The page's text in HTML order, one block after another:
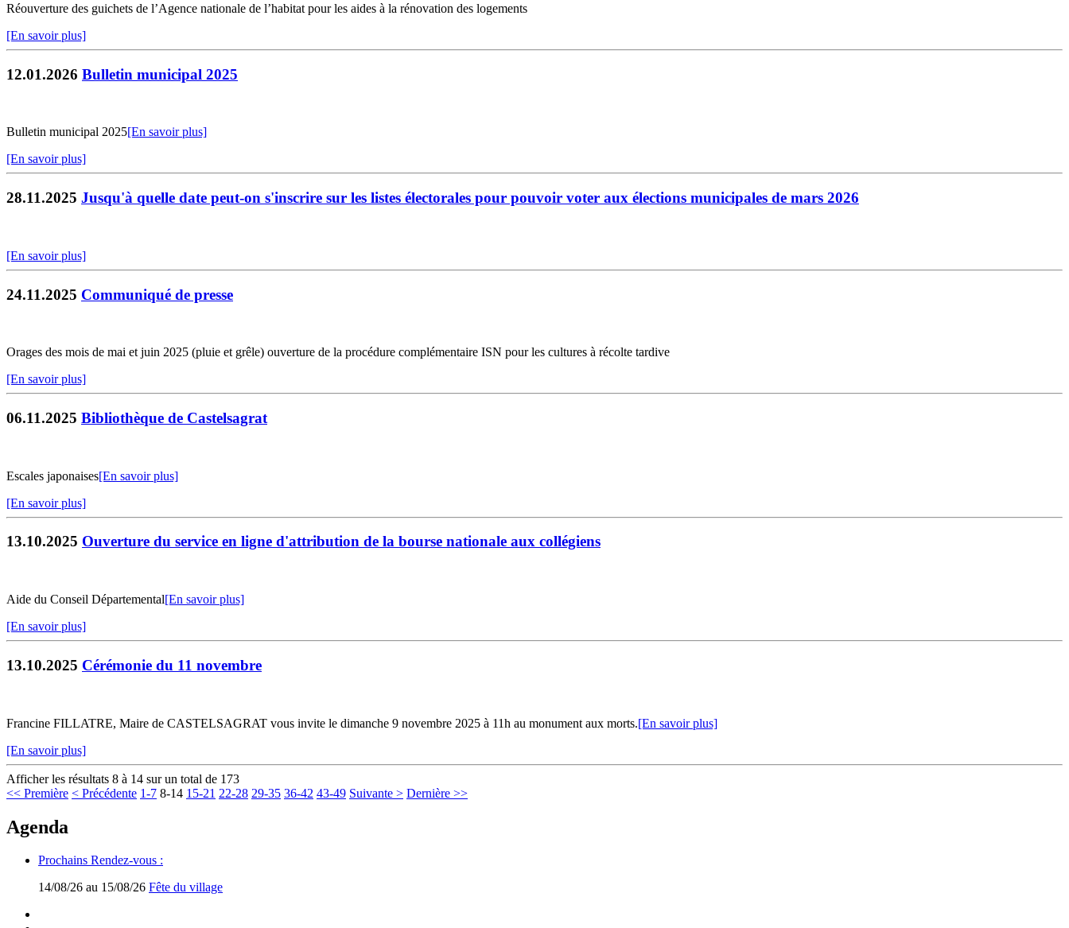
Réouverture des guichets de l’Agence nationale de l’habitat pour les aides à la rénovation des logements
[En savoir plus]
12.01.2026 Bulletin municipal 2025
Bulletin municipal 2025[En savoir plus]
[En savoir plus]
28.11.2025 Jusqu'à quelle date peut-on s'inscrire sur les listes électorales pour pouvoir voter aux élections municipales de mars 2026
[En savoir plus]
24.11.2025 Communiqué de presse
Orages des mois de mai et juin 2025 (pluie et grêle) ouverture de la procédure complémentaire ISN pour les cultures à récolte tardive
[En savoir plus]
06.11.2025 Bibliothèque de Castelsagrat
Escales japonaises[En savoir plus]
[En savoir plus]
13.10.2025 Ouverture du service en ligne d'attribution de la bourse nationale aux collégiens
Aide du Conseil Départemental[En savoir plus]
[En savoir plus]
13.10.2025 Cérémonie du 11 novembre
Francine FILLATRE, Maire de CASTELSAGRAT vous invite le dimanche 9 novembre 2025 à 11h au monument aux morts.[En savoir plus]
[En savoir plus]
Afficher les résultats 8 à 14 sur un total de 173
<< Première < Précédente 1-7 8-14 15-21 22-28 29-35 36-42 43-49 Suivante > Dernière >>
Agenda
Prochains Rendez-vous :
14/08/26 au 15/08/26 Fête du village